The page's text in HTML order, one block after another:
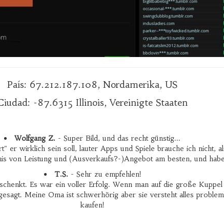
País: 67.212.187.108, Nordamerika, US
-87.6315 Illinois, Vereinigte Staaten
Wolfgang Z. - Super Bild, und das recht günstig...
er wirklich sein soll, lauter Apps und Spiele brauche ich nicht,
von Leistung und (Ausverkaufs?-)Angebot am besten, und
T.S. - Sehr zu empfehlen!
Es war ein voller Erfolg. Wenn man auf die große
Meine Oma ist schwerhörig aber sie versteht alles
kaufen!